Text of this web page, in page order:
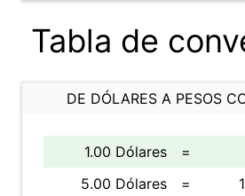
Tabla de
DE DÓLARES A PESOS
1.00 Dólares =
5.00 Dólares
=